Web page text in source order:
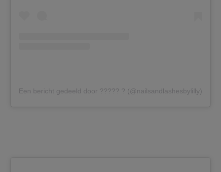
Een bericht gedeeld door ????? ? (@nailsandlashesbylilly)